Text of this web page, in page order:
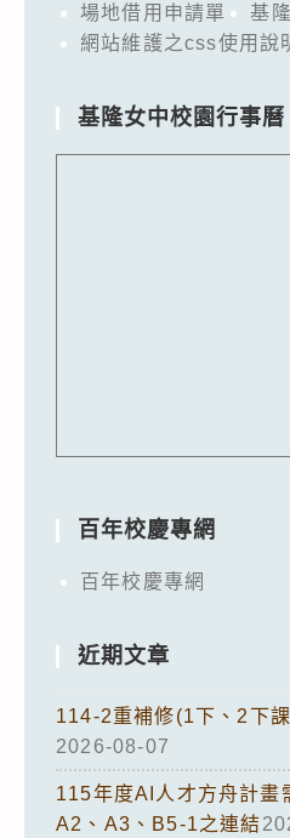
場地借用申請單
基
網站維護之css使用說
基隆女中校園行事曆
百年校慶專網
百年校慶專網
近期文章
114-2重補修(1下、2下
2026-08-07
115年度AI人才方舟計畫
A2、A3、B5-1之連結